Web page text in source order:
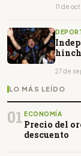
11 de
27 de
LO MÁS LEÍDO
01 ECONOMÍA
Precio del
descuento